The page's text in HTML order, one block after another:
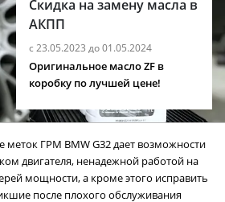
Скидка на замену масла в
АКПП
с 23.05.2023 до 01.05.2024
Оригинальное масло ZF в
коробку по лучшей цене!
меток ГРМ BMW G32 дает возможности
двигателя, ненадежной работой на
мощности, а кроме этого исправить
после плохого обслуживания